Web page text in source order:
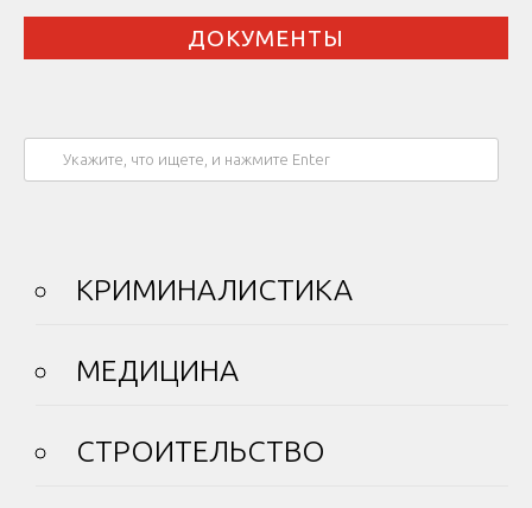
ДОКУМЕНТЫ
КРИМИНАЛИСТИКА
МЕДИЦИНА
СТРОИТЕЛЬСТВО